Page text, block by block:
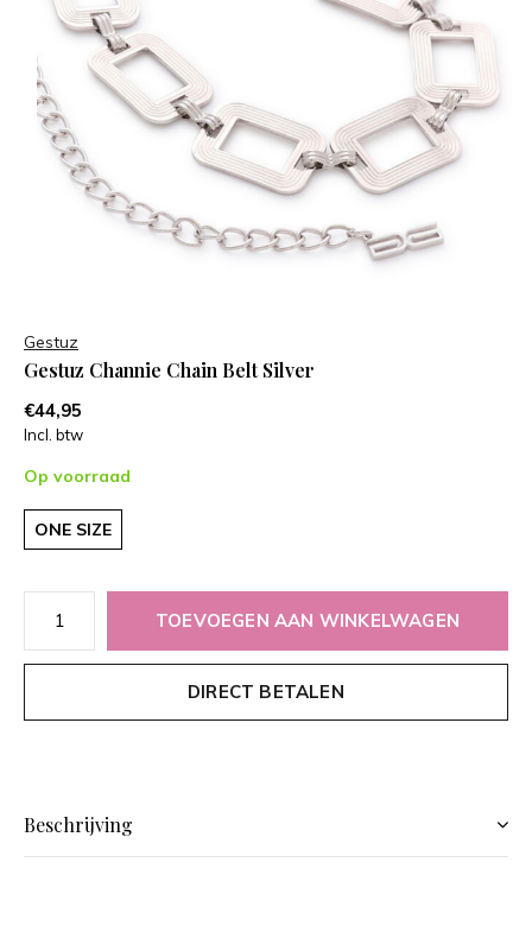
Gestuz
Gestuz Channie Chain Belt Silver
€44,95
Incl. btw
Op voorraad
ONE SIZE
TOEVOEGEN AAN WINKELWAGEN
DIRECT BETALEN
Beschrijving